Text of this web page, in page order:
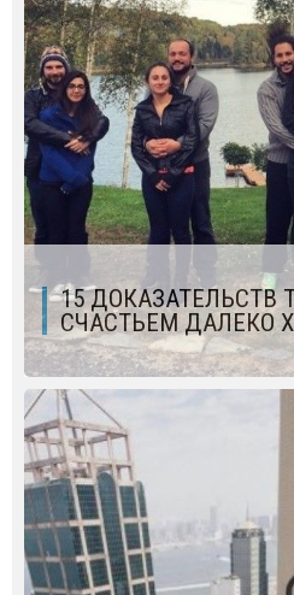
15 ДОКАЗАТЕЛЬСТВ
СЧАСТЬЕМ ДАЛЕКО